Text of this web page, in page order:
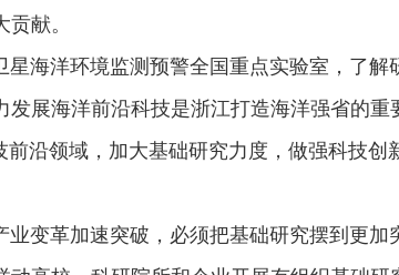
献。
海洋环境监测预警全国重点实验室，了解
展海洋前沿科技是浙江打造海洋强省的重
沿领域，加大基础研究力度，做强科技创
变革加速突破，必须把基础研究摆到更加